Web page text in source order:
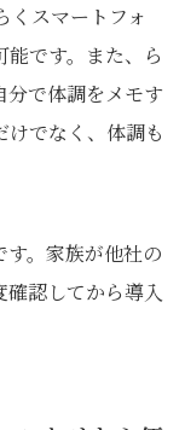
くスマートフォ
です。また、ら
分で体調をメモす
でなく、体調も
。家族が他社の
認してから導入